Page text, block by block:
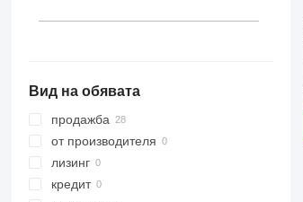
Вид на обявата
продажба
от производителя
лизинг
кредит